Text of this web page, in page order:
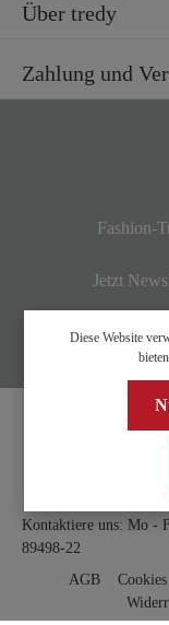
Über tredy
Zahlung und
Fashion-
Jetzt
Kontaktiere uns: Mo -
89498-22
AGB
Cookies
Diese Website